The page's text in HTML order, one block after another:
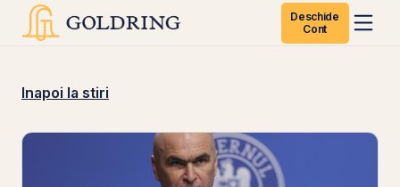
Deschide
Cont
Inapoi la stiri